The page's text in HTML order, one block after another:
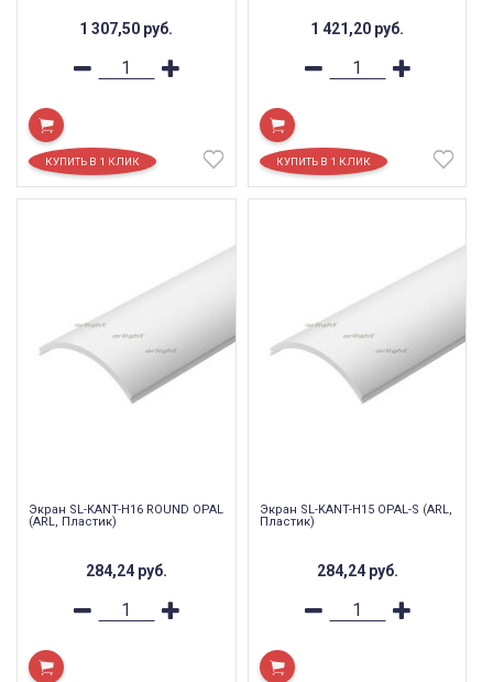
1 307,50 руб. 1 421,20 руб.
Экран SL-KANT-H16 ROUND OPAL
(ARL, Пластик)
284,24 руб.
Экран SL-KANT-H15 OPAL-S (ARL,
Пластик)
284,24 руб.